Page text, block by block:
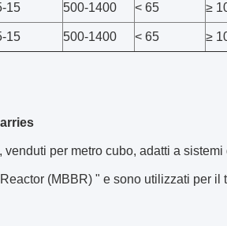
15 500-1400 < 65 ≥
15 500-1400 < 65 ≥
per metro cubo, adatti a
(MBBR) " e sono utilizzati per il